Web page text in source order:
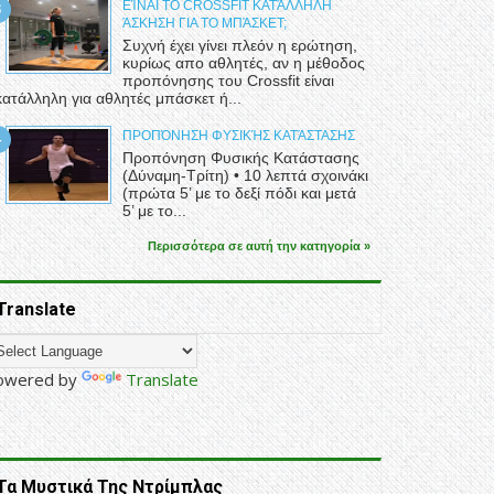
ΕΊΝΑΙ ΤΟ CROSSFIT ΚΑΤΆΛΛΗΛΗ
ΆΣΚΗΣΗ ΓΙΑ ΤΟ ΜΠΆΣΚΕΤ;
Συχνή έχει γίνει πλεόν η ερώτηση,
κυρίως απο αθλητές, αν η μέθοδος
προπόνησης του Crossfit είναι
για αθλητές μπάσκετ ή...
ΠΡΟΠΌΝΗΣΗ ΦΥΣΙΚΉΣ ΚΑΤΆΣΤΑΣΗΣ
Προπόνηση Φυσικής Κατάστασης
(Δύναμη-Τρίτη) • 10 λεπτά σχοινάκι
(πρώτα 5’ με το δεξί πόδι και μετά
5’ με το...
Περισσότερα σε αυτή την κατηγορία »
by Translate
Μυστικά Της Ντρίμπλας